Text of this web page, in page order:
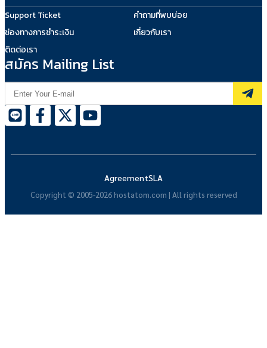
Support Ticket
ช่องทางการชำระเงิน
ติดต่อเรา
คำถามที่พบบ่อย
เกี่ยวกับเรา
สมัคร Mailing List
Copyright © 2005-2026 hostatom.com | All rights reserved
AgreementSLA